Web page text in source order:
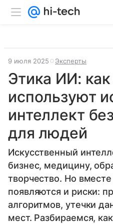
9 июля 2025 Эксперты
Этика ИИ:
используют
интеллект
для людей
Искусственный
бизнес, медицину,
творчество. Но
появляются и риски:
алгоритмов, утечки
мест. Разбираемся,